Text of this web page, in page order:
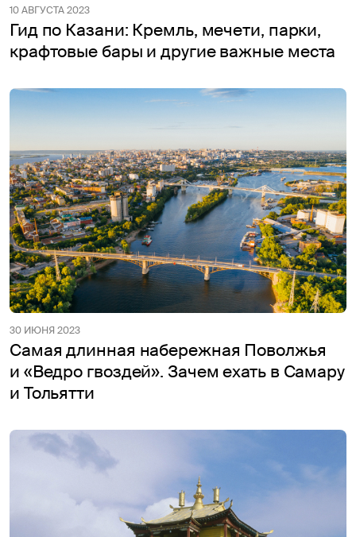
10 АВГУСТА 2023
Гид по Казани: Кремль, мечети, парки,
крафтовые бары и другие важные места
30 ИЮНЯ 2023
Самая длинная набережная Поволжья
и «Ведро гвоздей». Зачем ехать в Самару
и Тольятти